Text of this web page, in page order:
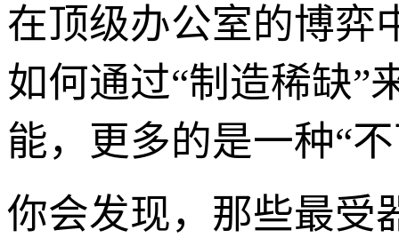
在顶级办公室的博弈
如何通过“制造稀缺”
能，更多的是一种“
你会发现，那些最受